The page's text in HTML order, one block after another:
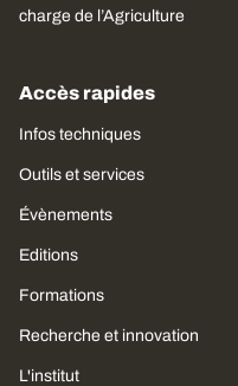
charge de l’Agriculture
Accès rapides
Infos techniques
Outils et services
Évènements
Editions
Formations
Recherche et innovation
L'institut